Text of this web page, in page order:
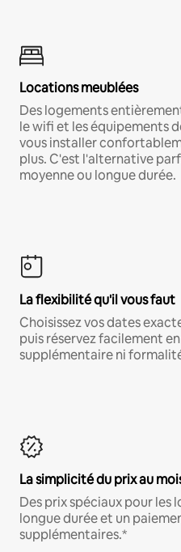
Locations meublées
Des logements
le wifi et les équipements
vous installer
plus. C'est l'alternative
moyenne ou longue durée.
La flexibilité qu'il vous faut
Choisissez vos dates
puis réservez facilement
supplémentaire ni
La simplicité du prix au
Des prix spéciaux pour les
longue durée et un
supplémentaires.*